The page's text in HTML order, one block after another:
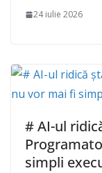
24 iulie 2026
# AI-ul
simpli